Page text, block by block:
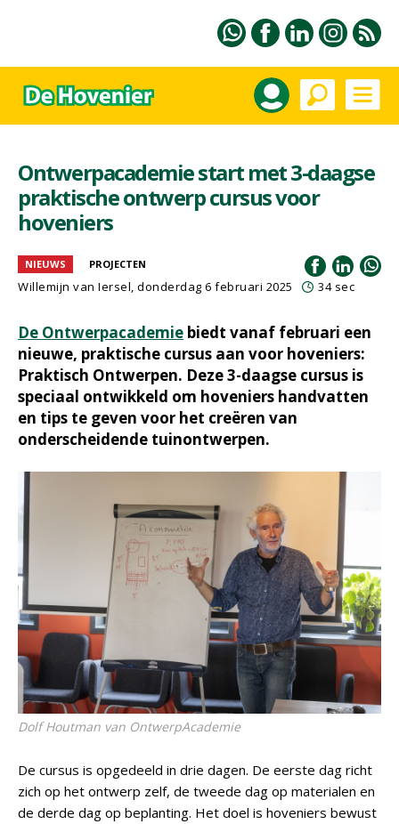
Ontwerpacademie start met 3-daagse
praktische ontwerp cursus voor
hoveniers
NIEUWS PROJECTEN
Willemijn van Iersel, donderdag 6 februari 2025 34 sec
De Ontwerpacademie biedt vanaf februari een
nieuwe, praktische cursus aan voor hoveniers:
Praktisch Ontwerpen. Deze 3-daagse cursus is
speciaal ontwikkeld om hoveniers handvatten
en tips te geven voor het creëren van
onderscheidende tuinontwerpen.
Dolf Houtman van OntwerpAcademie
De cursus is opgedeeld in drie dagen. De eerste dag richt
zich op het ontwerp zelf, de tweede dag op materialen en
de derde dag op beplanting. Het doel is hoveniers bewust